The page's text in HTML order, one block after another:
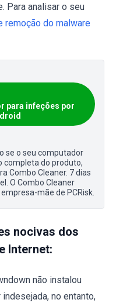
Para analisar o seu
remoção do malware
para infeções por
se o seu computador
completa do produto,
Combo Cleaner. 7 dias
O Combo Cleaner
empresa-mãe de PCRisk.
nocivas dos
Internet:
não instalou
no entanto,